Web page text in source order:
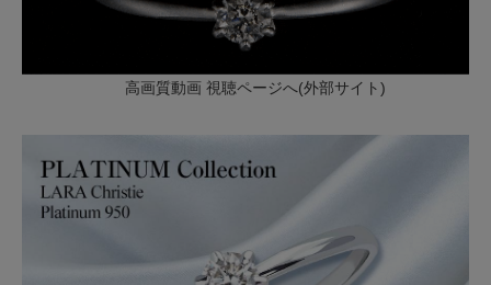
高画質動画 視聴ページへ(外部サイト)